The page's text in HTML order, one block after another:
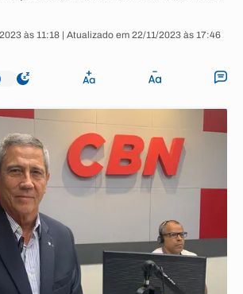
às 11:18 | Atualizado em 22/11/2023 às 17:46